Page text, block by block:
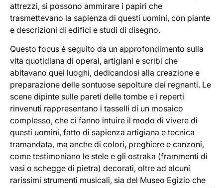
attrezzi, si possono ammirare i papiri che
trasmettevano la sapienza di questi uomini, con piante
e descrizioni di edifici e studi di disegno.
Questo focus è seguito da un approfondimento sulla
vita quotidiana di operai, artigiani e scribi che
abitavano quei luoghi, dedicandosi alla creazione e
preparazione delle sontuose sepolture dei regnanti. Le
scene dipinte sulle pareti delle tombe e i reperti
rinvenuti rappresentano i tasselli di un mosaico
complesso, che ci fanno intuire il modo di vivere di
questi uomini, fatto di sapienza artigiana e tecnica
tramandata, ma anche di colori, preghiere e canzoni,
come testimoniano le stele e gli ostraka (frammenti di
vasi o schegge di pietra) decorati, oltre ad alcuni
rarissimi strumenti musicali, sia del Museo Egizio che